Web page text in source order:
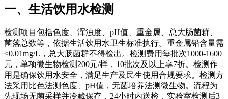
一、生活饮用水检测
检测项目包括色度、浑浊度、pH值、重金属、总大肠菌群、
菌落总数等，依据生活饮用水卫生标准执行。重金属铅含量需
≤0.01mg/L，总大肠菌群不得检出。检测费用每批次1000-1600
元，单项微生物检测200元/样，10批次及以上享7折。检测作
用是确保饮用水安全，满足生产及民生使用合规要求。检测方
法采用比色法测色度、pH值，无菌培养法测微生物。流程为
先现场无菌采样并冷藏保存，24小时内送检，实验室检测后3